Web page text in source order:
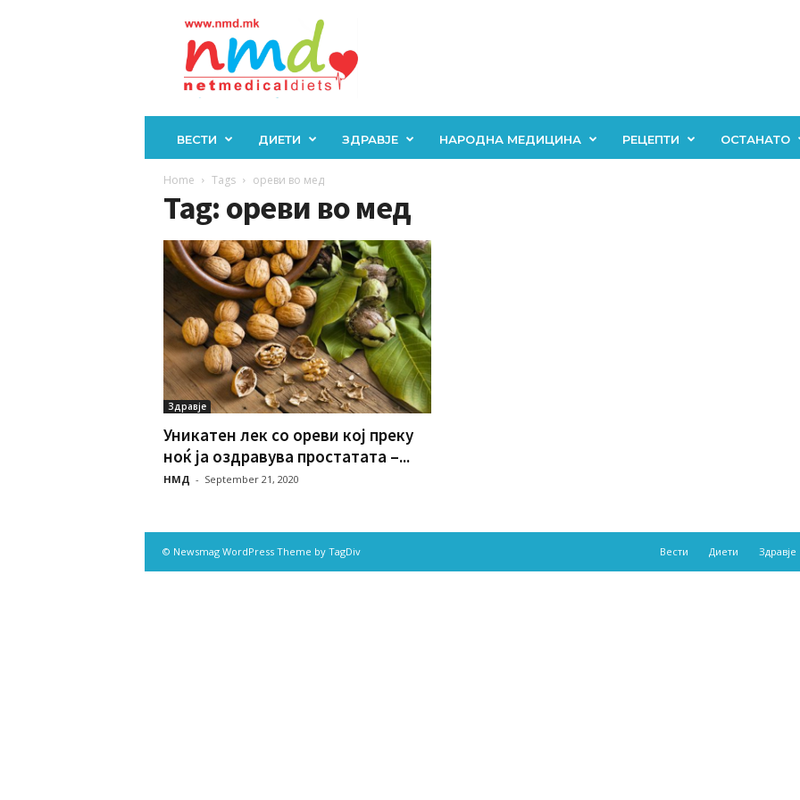
ВЕСТИ ДИЕТИ ЗДРАВЈЕ НАРОДНА МЕДИЦИНА РЕЦЕПТИ ОСТАНАТО
Home Tags ореви во мед
Tag: ореви во мед
Здравје
Уникатен лек со ореви кој преку
ноќ ја оздравува простатата –...
НМД - September 21, 2020
Вести Диети Здравје
© Newsmag WordPress Theme by TagDiv